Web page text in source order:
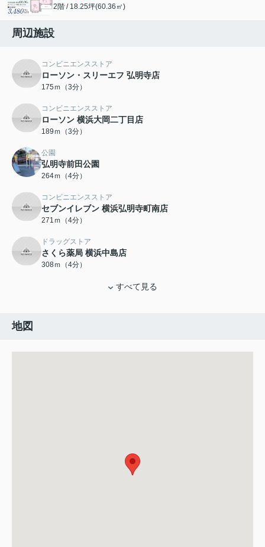
2階 / 18.25坪(60.36㎡)
周辺施設
コンビニエンスストア
ローソン・スリーエフ 弘明寺店
175ｍ（3分）
コンビニエンスストア
ローソン 横浜大岡二丁目店
189ｍ（3分）
公園
弘明寺前田公園
264ｍ（4分）
コンビニエンスストア
セブンイレブン 横浜弘明寺町南店
271ｍ（4分）
ドラッグストア
さくら薬局 横浜中島店
308ｍ（4分）
すべて見る
地図